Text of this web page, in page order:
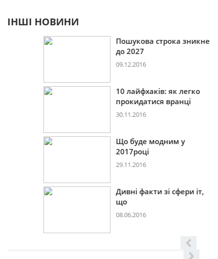
ІНШІ НОВИНИ
Пошукова строка зникне
10 лайфхаків: як легко
прокидатися вранці
Що буде модним у
Дивні факти зі сфери іт,